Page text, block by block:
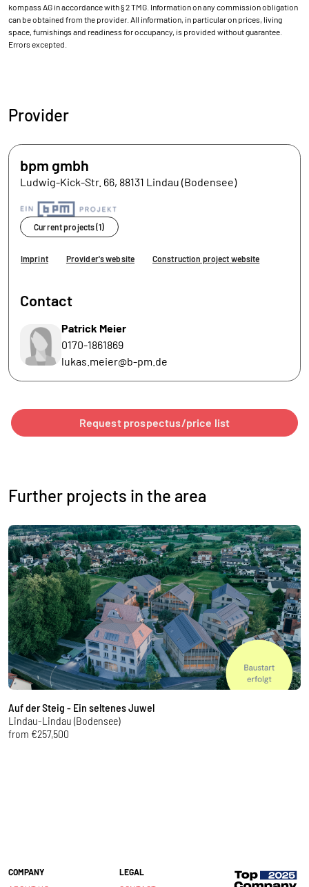
kompass AG in accordance with § 2 TMG. Information on any commission obligation
can be obtained from the provider. All information, in particular on prices, living
space, furnishings and readiness for occupancy, is provided without guarantee.
Errors excepted.
Provider
bpm gmbh
Ludwig-Kick-Str. 66, 88131 Lindau (Bodensee)
Current projects (1)
Imprint Provider's website Construction project website
Contact
Patrick Meier
0170-1861869
lukas.meier@b-pm.de
Request prospectus/price list
Further projects in the area
Auf der Steig - Ein seltenes Juwel
Lindau-Lindau (Bodensee)
from €257,500
COMPANY
LEGAL